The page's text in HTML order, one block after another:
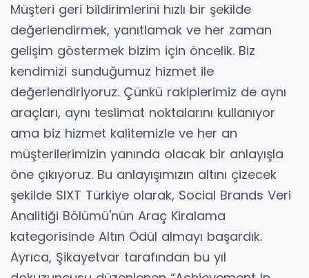
Müşteri geri bildirimlerini hızlı bir şekilde
değerlendirmek, yanıtlamak ve her zaman
gelişim göstermek bizim için öncelik. Biz
kendimizi sunduğumuz hizmet ile
değerlendiriyoruz. Çünkü rakiplerimiz de aynı
araçları, aynı teslimat noktalarını kullanıyor
ama biz hizmet kalitemizle ve her an
müşterilerimizin yanında olacak bir anlayışla
öne çıkıyoruz. Bu anlayışımızın altını çizecek
şekilde SIXT Türkiye olarak, Social Brands Veri
Analitiği Bölümü'nün Araç Kiralama
kategorisinde Altın Ödül almayı başardık.
Ayrıca, Şikayetvar tarafından bu yıl